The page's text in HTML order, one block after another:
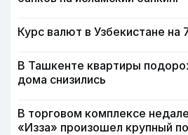
Курс валют в Узбекистане на
В Ташкенте квартиры
дома снизились
В торговом комплексе
«Изза» произошел крупный